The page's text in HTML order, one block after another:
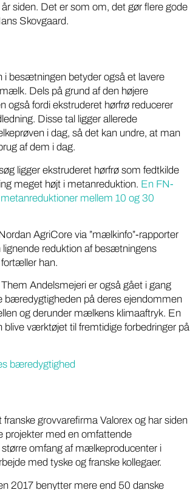
siden. Det er som om, det gør flere gode
Skovgaard.
i besætningen betyder også et lavere
Dels på grund af den højere
også fordi ekstruderet hørfrø reducerer
Disse tal ligger allerede
i dag, så det kan undre, at man
af dem i dag.
ligger ekstruderet hørfrø som fedtkilde
meget højt i metanreduktion. En FN-
mellem 10 og 30
AgriCore via ”mælkinfo”-rapporter
reduktion af besætningens
han.
Andelsmejeri er også gået i gang
bæredygtigheden på deres ejendommen
og derunder mælkens klimaaftryk. En
værktøjet til fremtidige forbedringer på
bæredygtighed
grovvarefirma Valorex og har siden
projekter med en omfattende
større omfang af mælkeproducenter i
med tyske og franske kollegaer.
2017 benytter mere end 50 danske